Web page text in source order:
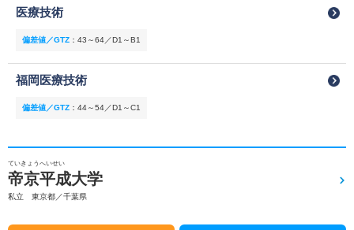
医療技術
偏差値／GTZ ： 43～64／D1～B1
福岡医療技術
偏差値／GTZ ： 44～54／D1～C1
ていきょうへいせい
帝京平成大学
私立 東京都／千葉県